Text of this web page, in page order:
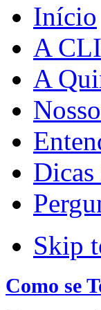
Início
A
A
Dicas
Skip
Como se